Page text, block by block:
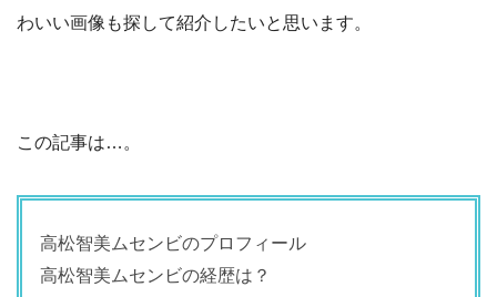
わいい画像も探して紹介したいと思います。
この記事は…。
高松智美ムセンビのプロフィール
高松智美ムセンビの経歴は？